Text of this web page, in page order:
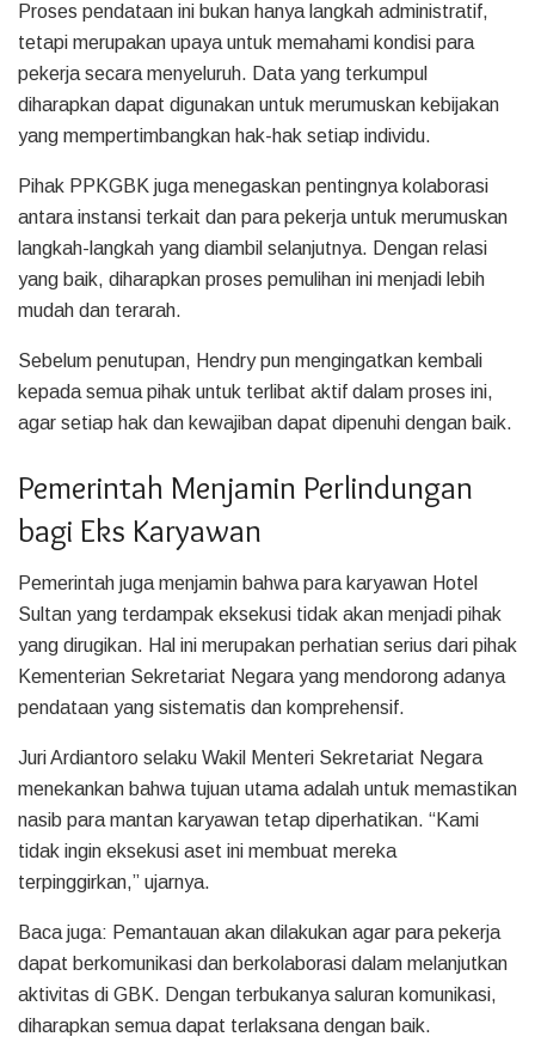
Proses pendataan ini bukan hanya langkah administratif,
tetapi merupakan upaya untuk memahami kondisi para
pekerja secara menyeluruh. Data yang terkumpul
diharapkan dapat digunakan untuk merumuskan kebijakan
yang mempertimbangkan hak-hak setiap individu.
Pihak PPKGBK juga menegaskan pentingnya kolaborasi
antara instansi terkait dan para pekerja untuk merumuskan
langkah-langkah yang diambil selanjutnya. Dengan relasi
yang baik, diharapkan proses pemulihan ini menjadi lebih
mudah dan terarah.
Sebelum penutupan, Hendry pun mengingatkan kembali
kepada semua pihak untuk terlibat aktif dalam proses ini,
agar setiap hak dan kewajiban dapat dipenuhi dengan baik.
Pemerintah Menjamin Perlindungan
bagi Eks Karyawan
Pemerintah juga menjamin bahwa para karyawan Hotel
Sultan yang terdampak eksekusi tidak akan menjadi pihak
yang dirugikan. Hal ini merupakan perhatian serius dari pihak
Kementerian Sekretariat Negara yang mendorong adanya
pendataan yang sistematis dan komprehensif.
Juri Ardiantoro selaku Wakil Menteri Sekretariat Negara
menekankan bahwa tujuan utama adalah untuk memastikan
nasib para mantan karyawan tetap diperhatikan. “Kami
tidak ingin eksekusi aset ini membuat mereka
terpinggirkan,” ujarnya.
Baca juga: Pemantauan akan dilakukan agar para pekerja
dapat berkomunikasi dan berkolaborasi dalam melanjutkan
aktivitas di GBK. Dengan terbukanya saluran komunikasi,
diharapkan semua dapat terlaksana dengan baik.